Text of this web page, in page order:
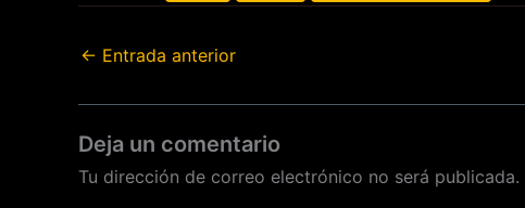
← Entrada anterior
Deja un comentario
Tu dirección de correo electrónico no será publicada.